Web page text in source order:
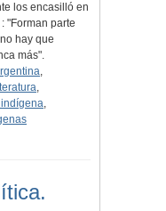
los encasilló en
"Forman parte
hay que
más".
,
,
,